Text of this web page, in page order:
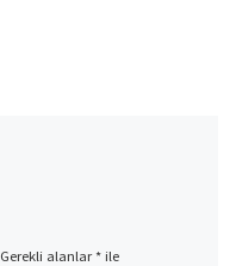
Gerekli alanlar*ile